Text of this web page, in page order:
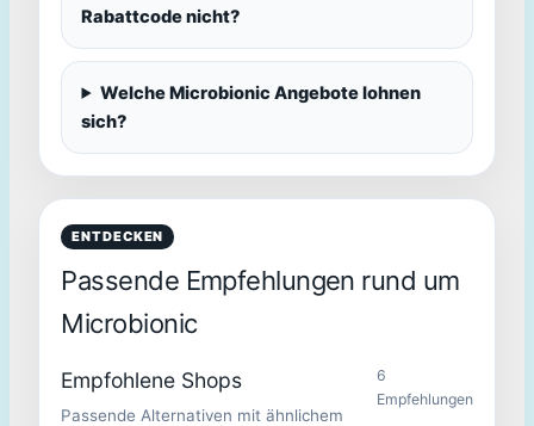
Rabattcode nicht?
Welche Microbionic Angebote lohnen
sich?
ENTDECKEN
Passende Empfehlungen rund um
Microbionic
Empfohlene Shops
Passende Alternativen mit ähnlichem
6
Empfehlungen